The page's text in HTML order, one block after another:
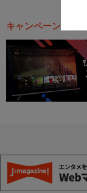
キャンペーン・お得